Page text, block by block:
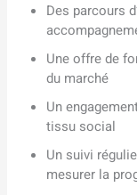
Des parcours
Une offre de
du marché
Un
tissu social
Un suivi
mesurer la